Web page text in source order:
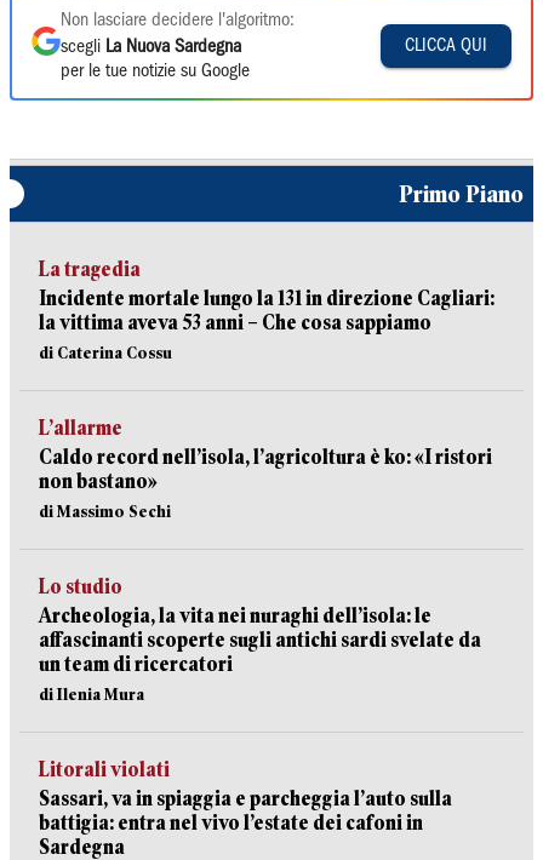
Non lasciare decidere l'algoritmo:
scegli La Nuova Sardegna
per le tue notizie su Google
CLICCA QUI
Primo Piano
La tragedia
Incidente mortale lungo la 131 in direzione Cagliari:
la vittima aveva 53 anni – Che cosa sappiamo
di Caterina Cossu
L’allarme
Caldo record nell’isola, l’agricoltura è ko: «I ristori
non bastano»
di Massimo Sechi
Lo studio
Archeologia, la vita nei nuraghi dell’isola: le
affascinanti scoperte sugli antichi sardi svelate da
un team di ricercatori
di Ilenia Mura
Litorali violati
Sassari, va in spiaggia e parcheggia l’auto sulla
battigia: entra nel vivo l’estate dei cafoni in
Sardegna